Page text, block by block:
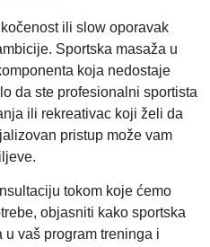
ili slow oporavak
Sportska masaža u
koja nedostaje
da ste profesionalni sportista
ili rekreativac koji želi da
pristup može vam
tokom koje ćemo
objasniti kako sportska
vaš program treninga i